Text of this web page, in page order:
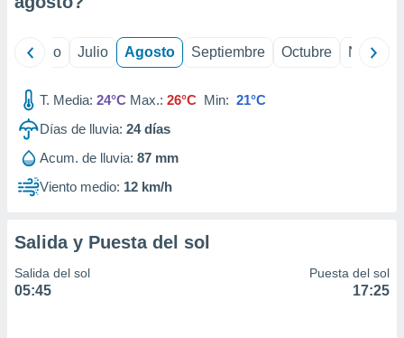
mediante
publicidad
publicidad
1199
Junio Julio Agosto Septiembre Octubre
T. Media: 24°C Max.: 26°C Min: 21°C
Días de lluvia: 24días
Acum. de lluvia: 87 mm
Viento medio: 12 km/h
Salida y Puesta del sol
Salida del sol
05:45
Puesta del sol
17:25